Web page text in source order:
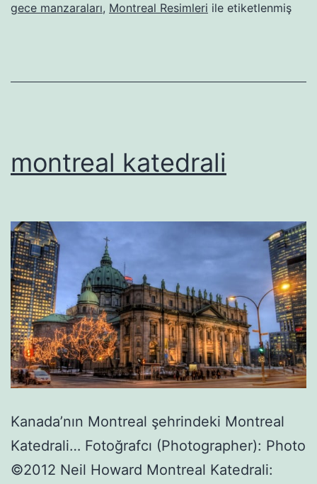
gece manzaraları, Montreal Resimleri ile etiketlenmiş
montreal katedrali
Kanada’nın Montreal şehrindeki Montreal
Katedrali… Fotoğrafcı (Photographer): Photo
©2012 Neil Howard Montreal Katedrali: